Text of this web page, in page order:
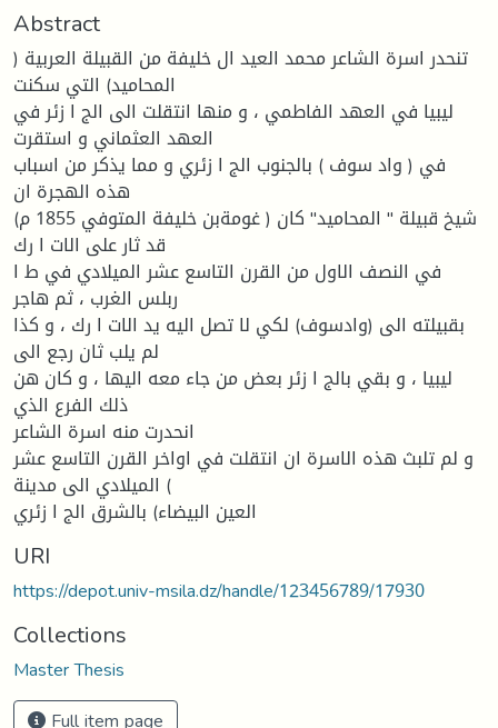
Abstract
تنحدر اسرة الشاعر محمد العيد ال خليفة من القبيلة العربية (
المحاميد) التي سكنت
ليبيا في العهد الفاطمي ، و منها انتقلت الى الج ا زئر في
العهد العثماني و استقرت
في ( واد سوف ) بالجنوب الج ا زئري و مما يذكر من اسباب
هذه الهجرة ان
(غومةبن خليفة المتوفي 1855 م ) شيخ قبيلة " المحاميد" كان
قد ثار على الات ا رك
في النصف الاول من القرن التاسع عشر الميلادي في ط ا
ربلس الغرب ، ثم هاجر
بقبيلته الى (وادسوف) لكي لا تصل اليه يد الات ا رك ، و كذا
لم يلب ثان رجع الى
ليبيا ، و بقي بالج ا زئر بعض من جاء معه اليها ، و كان هن
ذلك الفرع الذي
انحدرت منه اسرة الشاعر
و لم تلبث هذه الاسرة ان انتقلت في اواخر القرن التاسع عشر
الميلادي الى مدينة (
العين البيضاء) بالشرق الج ا زئري
URI
https://depot.univ-msila.dz/handle/123456789/17930
Collections
Master Thesis
Full item page